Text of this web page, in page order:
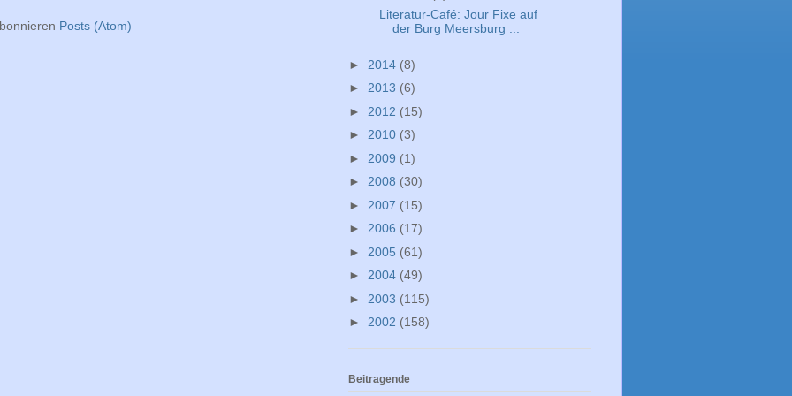
Posts (Atom)
Literatur-Café: Jour Fixe auf
der Burg Meersburg ...
► 2014 (8)
► 2013 (6)
► 2012 (15)
► 2010 (3)
► 2009 (1)
► 2008 (30)
► 2007 (15)
► 2006 (17)
► 2005 (61)
► 2004 (49)
► 2003 (115)
► 2002 (158)
Beitragende